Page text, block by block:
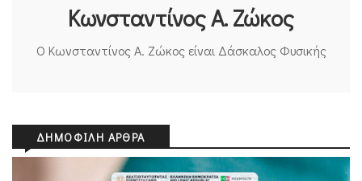
Κωνσταντίνος Α. Ζώκος
Ο Κωνσταντίνος Α. Ζώκος είναι Δάσκαλος Φυσικής
ΔΗΜΟΦΙΛΉ ΆΡΘΡΑ